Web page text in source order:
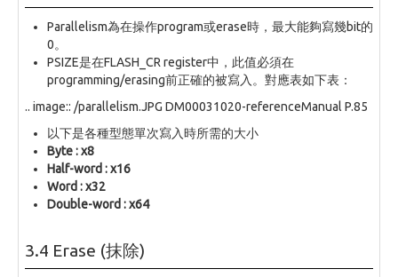
Parallelism為在操作program或erase時，最大能夠寫幾bit的
0。
PSIZE是在FLASH_CR register中，此值必須在
programming/erasing前正確的被寫入。對應表如下表：
.. image:: /parallelism.JPG DM00031020-referenceManual P.85
以下是各種型態單次寫入時所需的大小
Byte : x8
Half-word : x16
Word : x32
Double-word : x64
3.4 Erase (抹除)